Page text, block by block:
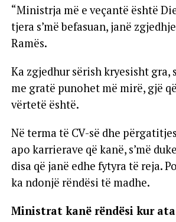
“Ministrja më e veçantë është
tjera s’më befasuan, janë
Ramës.
Ka zgjedhur sërish kryesisht gra,
me gratë punohet më mirë, gjë që
vërtetë është.
Në terma të CV-së dhe
apo karrierave që kanë, s’më
disa që janë edhe fytyra të reja.
ka ndonjë rëndësi të madhe.
Ministrat kanë rëndësi kur